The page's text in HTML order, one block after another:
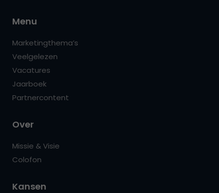
Menu
Marketingthema’s
Veelgelezen
Vacatures
Jaarboek
Partnercontent
Over
Missie & Visie
Colofon
Kansen